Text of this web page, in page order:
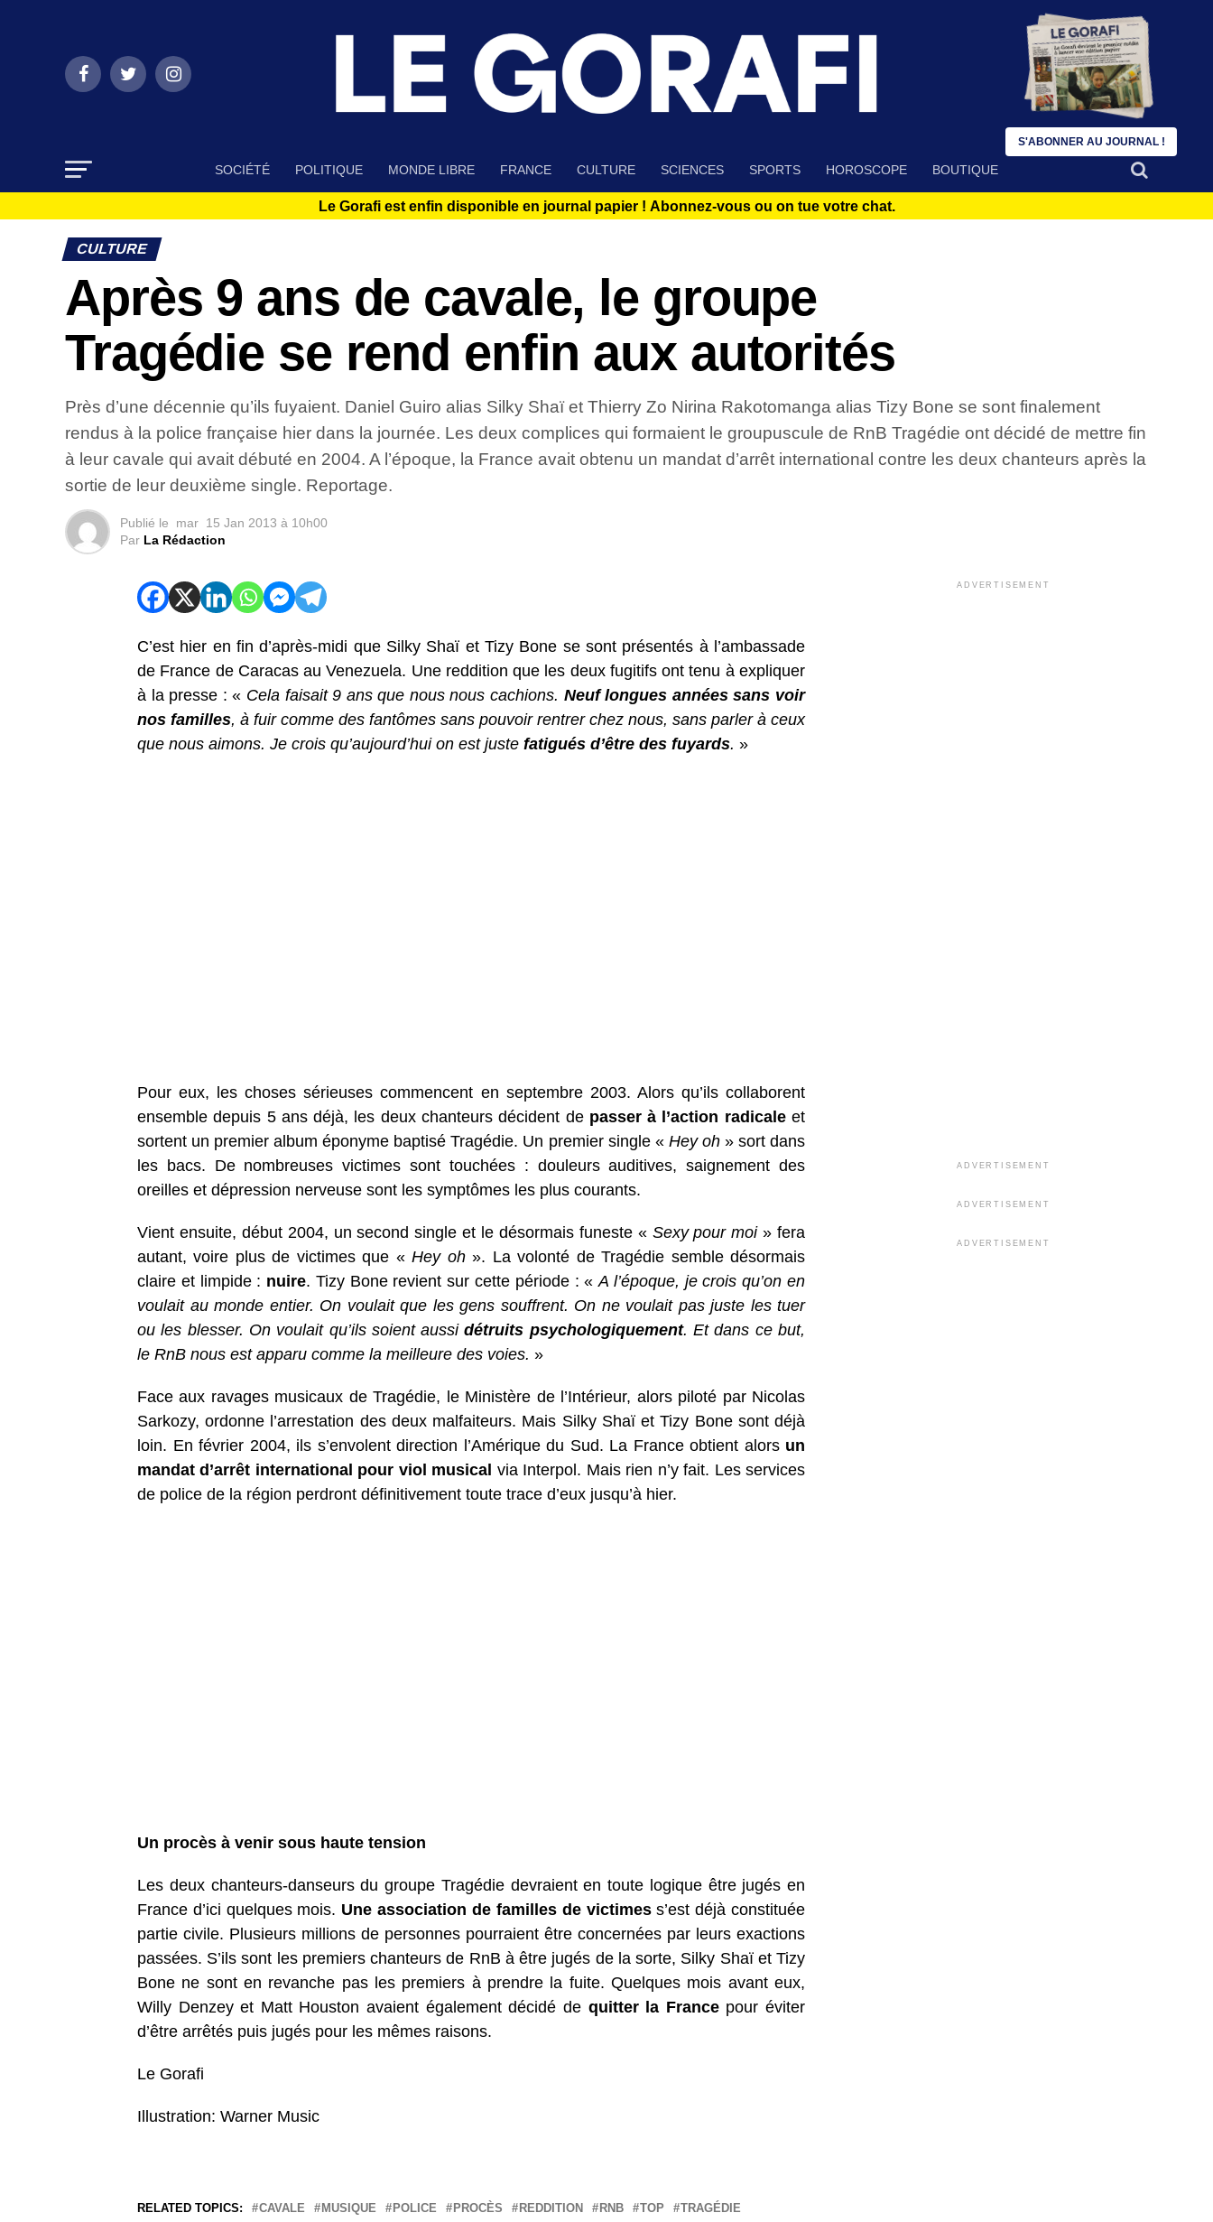
SOCIÉTÉ POLITIQUE MONDE LIBRE FRANCE CULTURE SCIENCES SPORTS HOROSCOPE BOUTIQUE
Le Gorafi est enfin disponible en journal papier ! Abonnez-vous ou on tue votre chat.
CULTURE
Après 9 ans de cavale, le groupe
Tragédie se rend enfin aux autorités
Près d’une décennie qu’ils fuyaient. Daniel Guiro alias Silky Shaï et Thierry Zo Nirina Rakotomanga alias Tizy Bone se sont finalement
rendus à la police française hier dans la journée. Les deux complices qui formaient le groupuscule de RnB Tragédie ont décidé de mettre fin
à leur cavale qui avait débuté en 2004. A l’époque, la France avait obtenu un mandat d’arrêt international contre les deux chanteurs après la
sortie de leur deuxième single. Reportage.
Publié le mar 15 Jan 2013 à 10h00
Par La Rédaction
C’est hier en fin d’après-midi que Silky Shaï et Tizy Bone se sont présentés à l’ambassade
de France de Caracas au Venezuela. Une reddition que les deux fugitifs ont tenu à expliquer
à la presse : « Cela faisait 9 ans que nous nous cachions. Neuf longues années sans voir
nos familles, à fuir comme des fantômes sans pouvoir rentrer chez nous, sans parler à ceux
que nous aimons. Je crois qu’aujourd’hui on est juste fatigués d’être des fuyards. »
Pour eux, les choses sérieuses commencent en septembre 2003. Alors qu’ils collaborent
ensemble depuis 5 ans déjà, les deux chanteurs décident de passer à l’action radicaleet
sortent un premier album éponyme baptisé Tragédie. Un premier single « Hey oh» sort dans
les bacs. De nombreuses victimes sont touchées : douleurs auditives, saignement des
oreilles et dépression nerveuse sont les symptômes les plus courants.
Vient ensuite, début 2004, un second single et le désormais funeste « Sexy pour moi» fera
autant, voire plus de victimes que «Hey oh». La volonté de Tragédie semble désormais
claire et limpide : nuire. Tizy Bone revient sur cette période : «A l’époque, je crois qu’on en
voulait au monde entier. On voulait que les gens souffrent. On ne voulait pas juste les tuer
ou les blesser. On voulait qu’ils soient aussidétruits psychologiquement. Et dans ce but,
le RnB nous est apparu comme la meilleure des voies. »
Face aux ravages musicaux de Tragédie, le Ministère de l’Intérieur, alors piloté par Nicolas
Sarkozy, ordonne l’arrestation des deux malfaiteurs. Mais Silky Shaï et Tizy Bone sont déjà
loin. En février 2004, ils s’envolent direction l’Amérique du Sud. La France obtient alors un
mandat d’arrêt international pour viol musical via Interpol. Mais rien n’y fait. Les services
de police de la région perdront définitivement toute trace d’eux jusqu’à hier.
Un procès à venir sous haute tension
Les deux chanteurs-danseurs du groupe Tragédie devraient en toute logique être jugés en
France d’ici quelques mois. Une association de familles de victimess’est déjà constituée
partie civile. Plusieurs millions de personnes pourraient être concernées par leurs exactions
passées. S’ils sont les premiers chanteurs de RnB à être jugés de la sorte, Silky Shaï et Tizy
Bone ne sont en revanche pas les premiers à prendre la fuite. Quelques mois avant eux,
Willy Denzey et Matt Houston avaient également décidé de quitter la Francepour éviter
d’être arrêtés puis jugés pour les mêmes raisons.
Le Gorafi
Illustration: Warner Music
RELATED TOPICS: CAVALE MUSIQUE POLICE PROCÈS REDDITION RNB TOP TRAGÉDIE
ADVERTISEMENT
ADVERTISEMENT
ADVERTISEMENT
ADVERTISEMENT
S'ABONNER AU JOURNAL !